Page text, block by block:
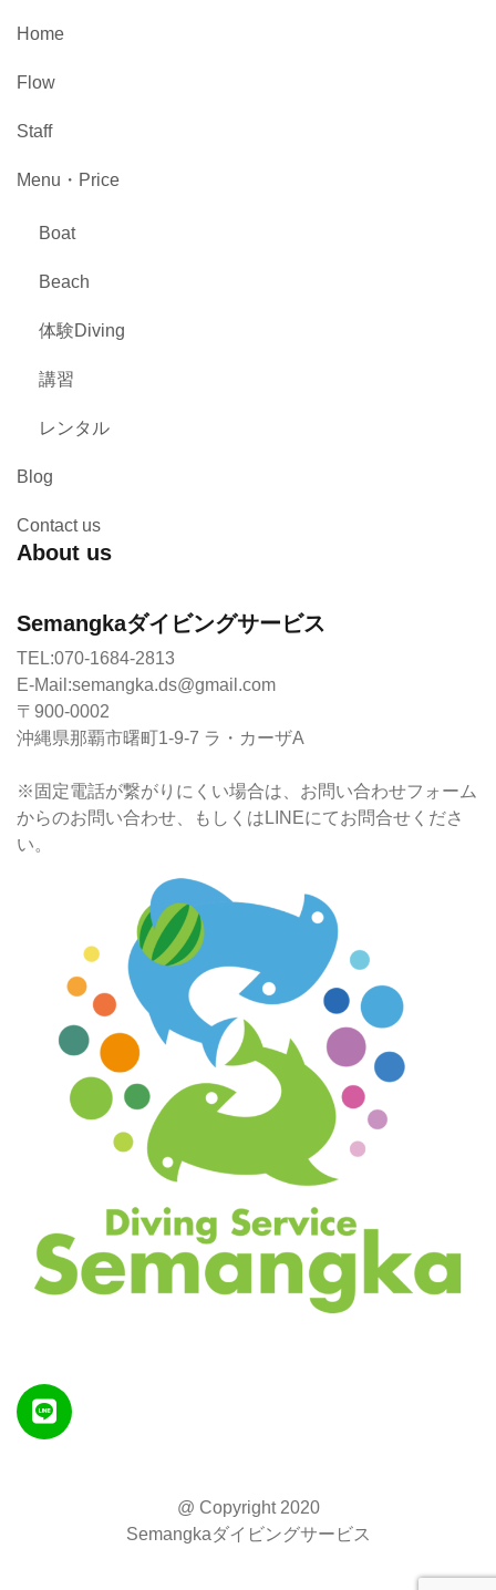
Home
Flow
Staff
Menu・Price
Boat
Beach
体験Diving
講習
レンタル
Blog
Contact us
About us
Semangkaダイビングサービス
TEL:070-1684-2813
E-Mail:semangka.ds@gmail.com
〒900-0002
沖縄県那覇市曙町1-9-7 ラ・カーザA
※固定電話が繋がりにくい場合は、お問い合わせフォーム
からのお問い合わせ、もしくはLINEにてお問合せくださ
い。
@ Copyright 2020
Semangkaダイビングサービス